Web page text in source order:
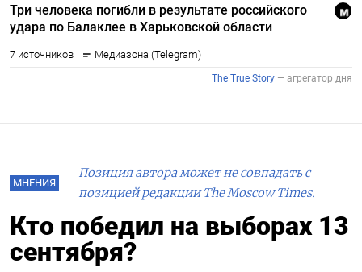
МНЕНИЯ
Позиция автора может не совпадать с
позицией редакции The Moscow Times.
Кто победил на выборах 13
сентября?